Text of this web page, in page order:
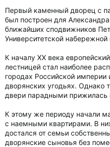
Первый каменный дворец с
был построен для
ближайших сподвижников
Университетской набережной
К началу XX века
лестницей стал наиболее
городах Российской
дворянских угодьях. Однако
двери парадными прижилась
К этому же периоду начали
с наемными квартирами. В
достался от семьи
дворянские сыновья без